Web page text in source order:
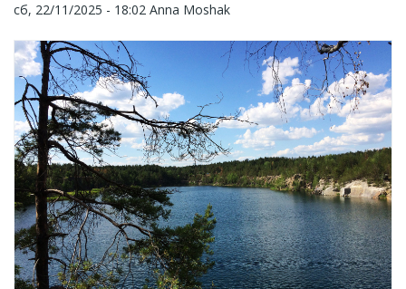
сб, 22/11/2025 - 18:02 Anna Moshak